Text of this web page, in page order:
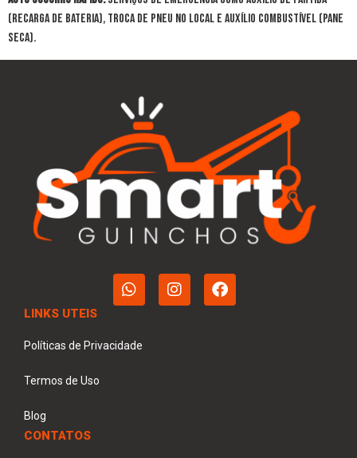
(Recarga de Bateria), Troca de Pneu no local e Auxílio Combustível (Pane
Seca).
LINKS UTEIS
Políticas de Privacidade
Termos de Uso
Blog
CONTATOS